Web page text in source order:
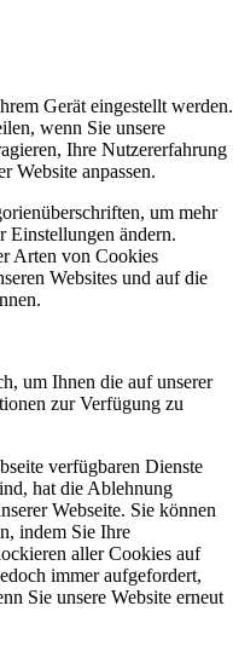
Gerät eingestellt werden.
wenn Sie unsere
Ihre Nutzererfahrung
Website anpassen.
um mehr
Einstellungen ändern.
Arten von Cookies
Websites und auf die
um Ihnen die auf unserer
zur Verfügung zu
verfügbaren Dienste
hat die Ablehnung
Webseite. Sie können
indem Sie Ihre
aller Cookies auf
immer aufgefordert,
Sie unsere Website erneut